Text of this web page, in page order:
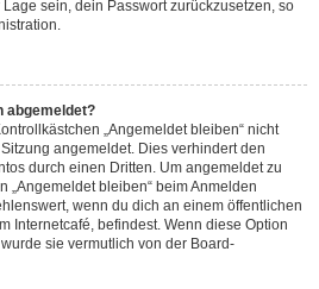
sein, dein Passwort zurückzusetzen, so
abgemeldet?
„Angemeldet bleiben“ nicht
angemeldet. Dies verhindert den
durch einen Dritten. Um angemeldet zu
„Angemeldet bleiben“ beim Anmelden
wenn du dich an einem öffentlichen
Internetcafé, befindest. Wenn diese Option
sie vermutlich von der Board-